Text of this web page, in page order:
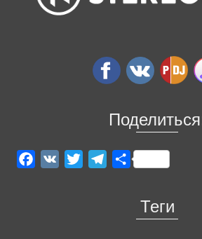
Facebook
VK Twitter TelegramОтправить
Теги